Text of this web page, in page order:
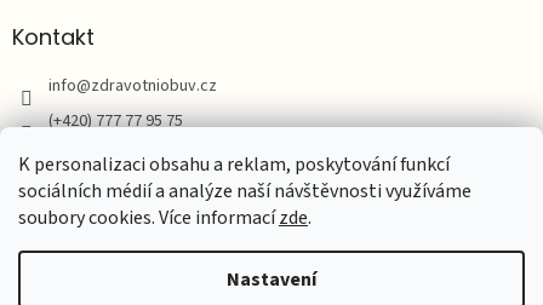
K personalizaci obsahu a reklam, poskytování funkcí
sociálních médií a analýze naší návštěvnosti využíváme
soubory cookies. Více informacízde.
Nastavení
Kontakt
info@zdravotniobuv.cz
(+420) 777 77 95 75
Zdravotní obuv